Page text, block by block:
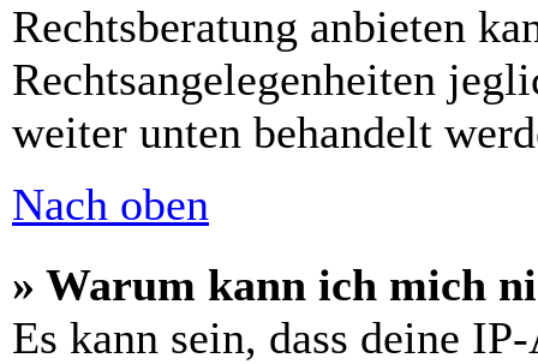
Rechtsberatung anbieten
Rechtsangelegenheiten
weiter unten behandelt
Nach oben
» Warum kann ich mich
Es kann sein, dass deine